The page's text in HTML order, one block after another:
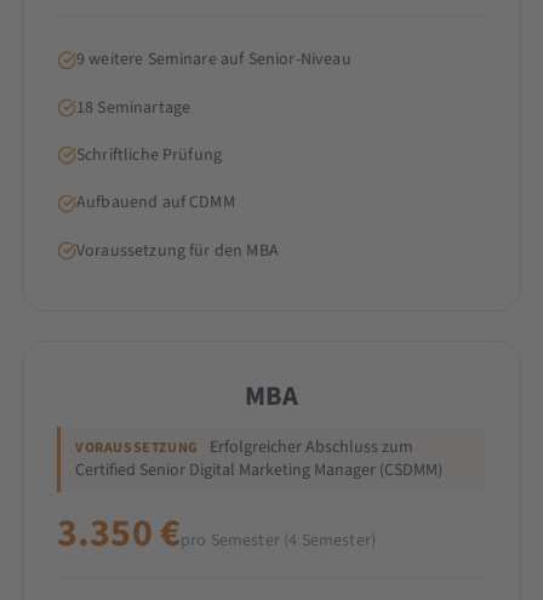
9 weitere Seminare auf Senior-Niveau
18 Seminartage
Schriftliche Prüfung
Aufbauend auf CDMM
Voraussetzung für den MBA
MBA
VORAUSSETZUNG
Erfolgreicher Abschluss zum
Certified Senior Digital Marketing Manager (CSDMM)
3.350 €pro Semester (4 Semester)